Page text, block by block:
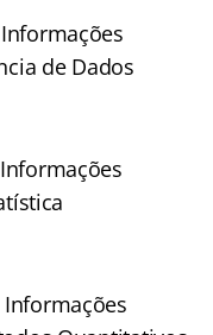
de Dados
Informações